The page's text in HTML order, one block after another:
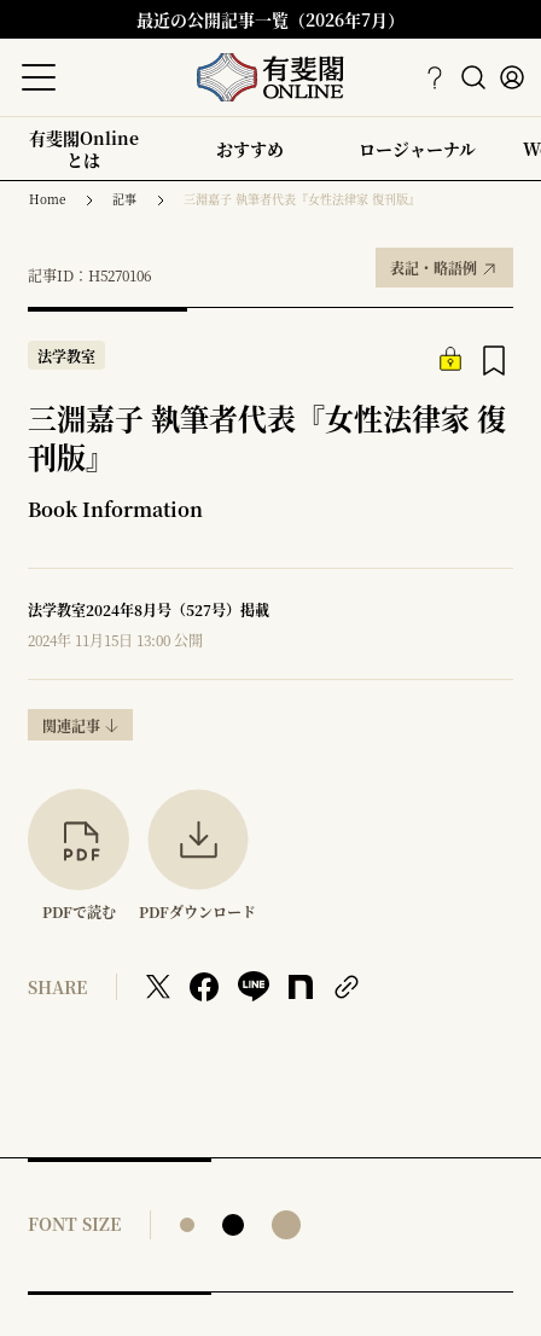
最近の公開記事一覧（2026年7月）
有斐閣Online
とは
おすすめ ロージャーナル
Home 記事 三淵嘉子 執筆者代表『女性法律家 復刊版』
記事ID：H5270106 表記・略語例
法学教室
三淵嘉子 執筆者代表『女性法律家 復
刊版』
Book Information
法学教室2024年8月号（527号）掲載
2024年 11月15日 13:00 公開
関連記事
PDFで読む PDFダウンロード
SHARE
FONT SIZE